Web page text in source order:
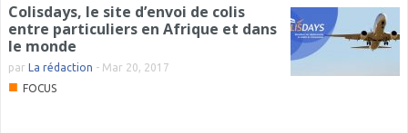
Colisdays, le site d’envoi de colis
entre particuliers en Afrique et dans
le monde
par La rédaction - Mar 20, 2017
■ FOCUS